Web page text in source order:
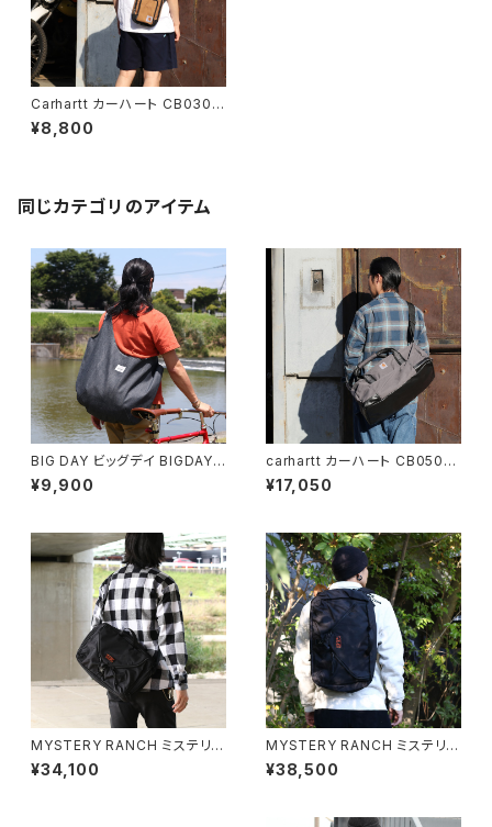
Carhartt カーハート CB0305
Crossbody Zip Bag クロス
ボディ ショルダーバッグ 全3色
¥8,800
同じカテゴリのアイテム
BIG DAY ビッグデイ BIGDAY
DENIM UTILITY BAG デニム
ユーティリティバッグ ショルダー
¥9,900
carhartt カーハート CB0501
35L Classic Duffel ダッフル
バッグ 全3色
¥17,050
MYSTERY RANCH ミステリー
ランチ MYSTERY RANCH ミ
ステリーランチ 3 Way 18 Exp
¥34,100
MYSTERY RANCH ミステリー
ランチ 3 Way 27 Expandabl
e Briefcase 3ウェイ バックパ
¥38,500